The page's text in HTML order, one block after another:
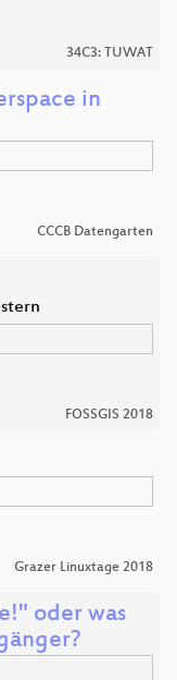
34C3: TUWAT
in
CCCB Datengarten
FOSSGIS 2018
Grazer Linuxtage 2018
oder was